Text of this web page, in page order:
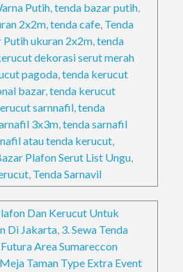
Putih,tenda bazar putih,
2x2m,tenda cafe, Tenda
Putih ukuran 2x2m,tenda
dekorasi serut merah
pagoda,tenda kerucut
bazar,tenda kerucut
sarnnafil,tenda
3x3m,tenda sarnafil
atau tenda kerucut,
Plafon Serut List Ungu,
, Tenda Sarnavil
Dan Kerucut Untuk
Di Jakarta, 3. Sewa Tenda
Area Sumareccon
Taman Type Extra Event